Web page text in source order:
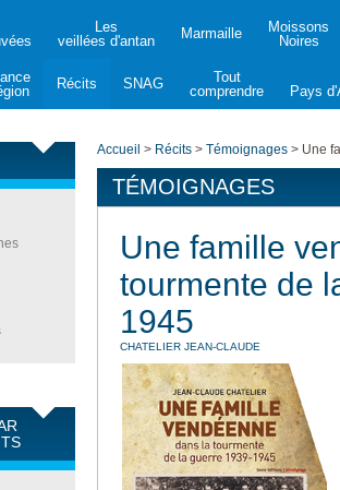
Les
veillées d'antan
Marmaille
Moissons
Noires
Récits SNAG
Tout
comprendre
Pays
Accueil > Récits > Témoignages > Une
TÉMOIGNAGES
Une famille
tourmente de
1945
CHATELIER JEAN-CLAUDE